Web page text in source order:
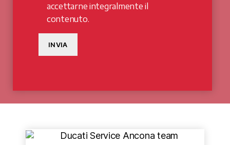
accettarne integralmente il
contenuto.